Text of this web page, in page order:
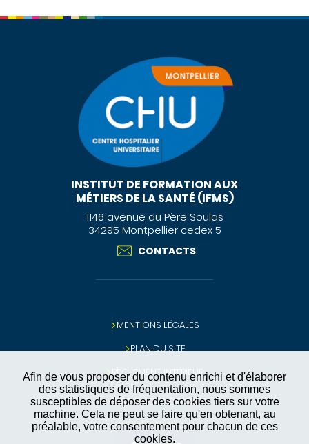
Afin de vous proposer du contenu enrichi et d'élaborer
des statistiques de fréquentation, nous sommes
susceptibles de déposer des cookies tiers sur votre
machine. Cela ne peut se faire qu'en obtenant, au
préalable, votre consentement pour chacun de ces
cookies.
INSTITUT DE FORMATION AUX
MÉTIERS DE LA SANTÉ (IFMS)
1146 avenue du Père Soulas
34295 Montpellier cedex 5
CONTACTS
MENTIONS LÉGALES
PLAN DU SITE
RÈGLEMENT INTÉRIEUR
GESTION DES COOKIES